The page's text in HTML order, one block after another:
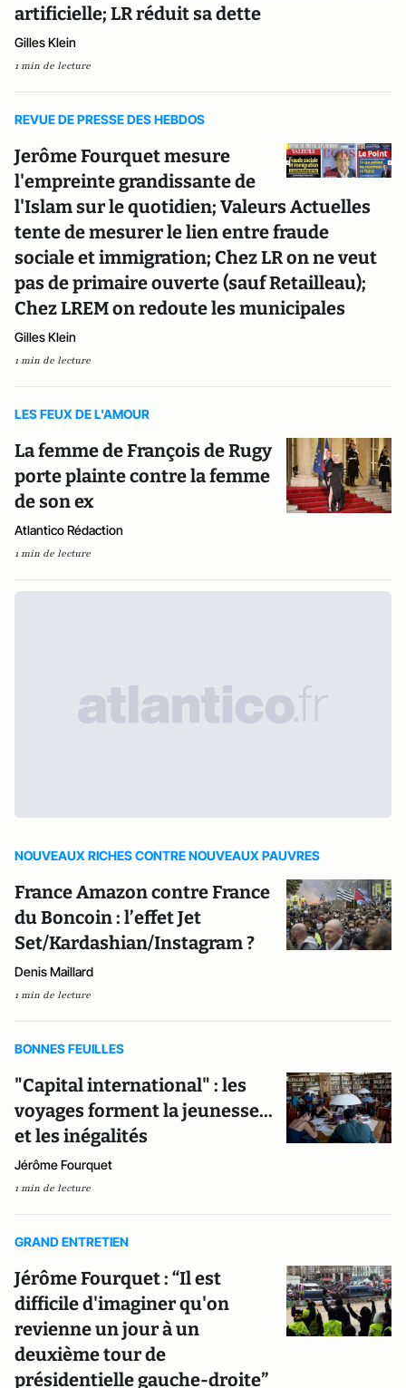
artificielle; LR réduit sa dette
Gilles Klein
1 min de lecture
REVUE DE PRESSE DES HEBDOS
Jerôme Fourquet mesure
l'empreinte grandissante de
l'Islam sur le quotidien; Valeurs Actuelles
tente de mesurer le lien entre fraude
sociale et immigration; Chez LR on ne veut
pas de primaire ouverte (sauf Retailleau);
Chez LREM on redoute les municipales
Gilles Klein
1 min de lecture
LES FEUX DE L'AMOUR
La femme de François de Rugy
porte plainte contre la femme
de son ex
Atlantico Rédaction
1 min de lecture
NOUVEAUX RICHES CONTRE NOUVEAUX PAUVRES
France Amazon contre France
du Boncoin : l’effet Jet
Set/Kardashian/Instagram ?
Denis Maillard
1 min de lecture
BONNES FEUILLES
"Capital international" : les
voyages forment la jeunesse...
et les inégalités
Jérôme Fourquet
1 min de lecture
GRAND ENTRETIEN
Jérôme Fourquet : “Il est
difficile d'imaginer qu'on
revienne un jour à un
deuxième tour de
présidentielle gauche-droite”